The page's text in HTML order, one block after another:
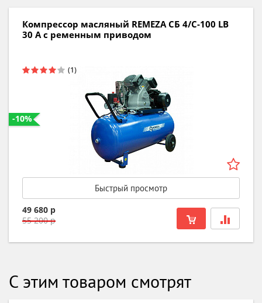
Компрессор масляный REMEZA СБ 4/С-100 LB
30 A с ременным приводом
-10%
Быстрый просмотр
49 680 р
55 200 р
С этим товаром смотрят